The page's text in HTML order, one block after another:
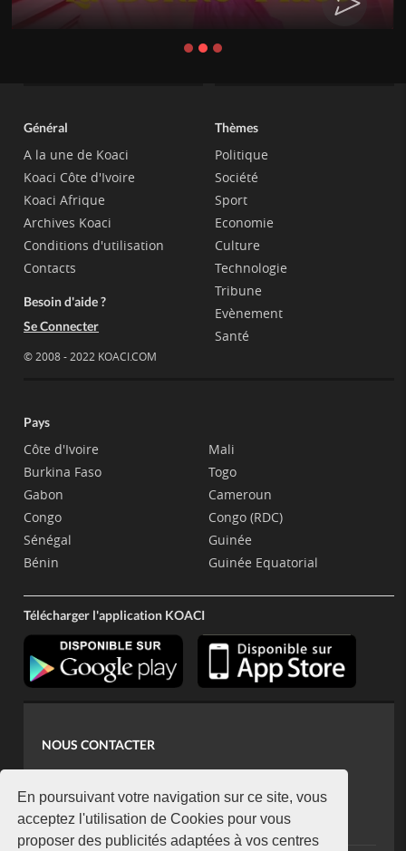
En poursuivant votre navigation sur ce site, vous
acceptez l'utilisation de Cookies pour vous
proposer des publicités adaptées à vos centres
Général
A la une de Koaci
Koaci Côte d'Ivoire
Koaci Afrique
Archives Koaci
Conditions d'utilisation
Contacts
Besoin d'aide ?
Se Connecter
© 2008 - 2022 KOACI.COM
Thèmes
Politique
Société
Sport
Economie
Culture
Technologie
Tribune
Evènement
Santé
Pays
Côte d'Ivoire
Burkina Faso
Gabon
Congo
Sénégal
Bénin
Mali
Togo
Cameroun
Congo (RDC)
Guinée
Guinée Equatorial
Télécharger l'application KOACI
NOUS CONTACTER
koaci@yahoo.fr
+225 07 08 85 52 93